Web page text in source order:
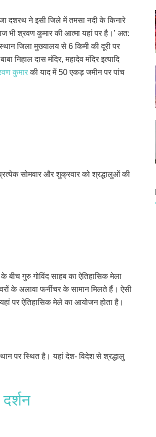
दशरथ ने इसी जिले में तमसा नदी के किनारे
भी श्रवण कुमार की आत्मा यहां पर है।’ अत:
जिला मुख्यालय से 6 किमी की दूरी पर
निहाल दास मंदिर, महादेव मंदिर इत्यादि
कुमारकी याद में 50 एकड़ जमीन पर पांच
सोमवार और शुक्रवार को श्रद्धालुओं की
गुरु गोविंद साहब का ऐतिहासिक मेला
के अलावा फर्नीचर के सामान मिलते हैं। ऐसी
पर ऐतिहासिक मेले का आयोजन होता है।
पर स्थित है। यहां देश- विदेश से श्रद्धालु